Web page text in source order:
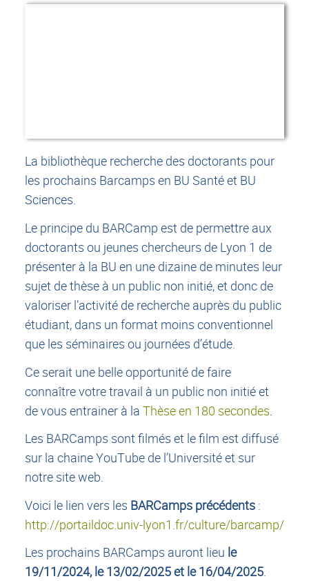
La bibliothèque recherche des doctorants pour
les prochains Barcamps en BU Santé et BU
Sciences.
Le principe du BARCamp est de permettre aux
doctorants ou jeunes chercheurs de Lyon 1 de
présenter à la BU en une dizaine de minutes leur
sujet de thèse à un public non initié, et donc de
valoriser l’activité de recherche auprès du public
étudiant, dans un format moins conventionnel
que les séminaires ou journées d’étude.
Ce serait une belle opportunité de faire
connaître votre travail à un public non initié et
de vous entrainer à la Thèse en 180 secondes
Les BARCamps sont filmés et le film est diffusé
sur la chaine YouTube de l’Université et sur
notre site web.
Voici le lien vers les BARCamps précédents :
http://portaildoc.univ-lyon1.fr/culture/barcamp/
Les prochains BARCamps auront lieu le
19/11/2024, le 13/02/2025 et le 16/04/2025.